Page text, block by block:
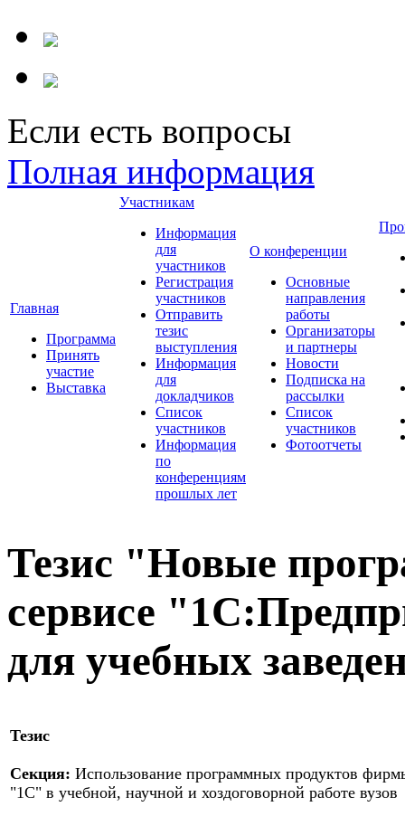
Если есть вопросы
Полная информация
Главная
Программа
Принять
участие
Выставка
Участникам
Информация
для
участников
Регистрация
участников
Отправить
тезис
выступления
Информация
для
докладчиков
Список
участников
Информация
по
конференциям
прошлых лет
О конференции
Основные
направления
работы
Организаторы
и партнеры
Новости
Подписка на
рассылки
Список
участников
Фотоотчеты
Тезис "Новые
сервисе
для учебных
Тезис
Секция: Использование программных продуктов
"1С" в учебной, научной и хоздоговорной работе вузов